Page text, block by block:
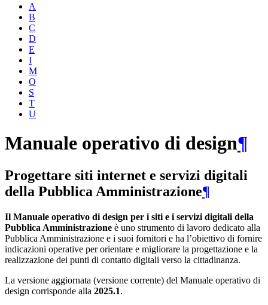
A
B
C
D
E
I
M
O
S
T
U
Manuale operativo di design¶
Progettare siti internet e servizi digitali
della Pubblica Amministrazione¶
Il Manuale operativo di design per i siti e i servizi digitali della
Pubblica Amministrazione è uno strumento di lavoro dedicato alla
Pubblica Amministrazione e i suoi fornitori e ha l’obiettivo di fornire
indicazioni operative per orientare e migliorare la progettazione e la
realizzazione dei punti di contatto digitali verso la cittadinanza.
La versione aggiornata (versione corrente) del Manuale operativo di
design corrisponde alla 2025.1.